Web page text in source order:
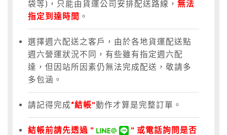
袋等)，只能由貨運公司安排配送路線， 無法
指定到達時間 。
選擇週六配送之客戶，由於各地貨運配送點
週六營運狀況不同，有些雖有指定週六配
達，但因站所因素仍無法完成配送，敬請多
多包涵。
請記得完成“結帳"動作才算是完整訂單。
結帳前請先透過 "
" 或電話詢問是否